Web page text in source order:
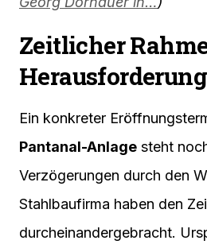
Zeitlicher
Ein konkreter
Pantanal-Anlage steht
Verzögerungen durch den
Stahlbaufirma haben den
durcheinandergebracht.